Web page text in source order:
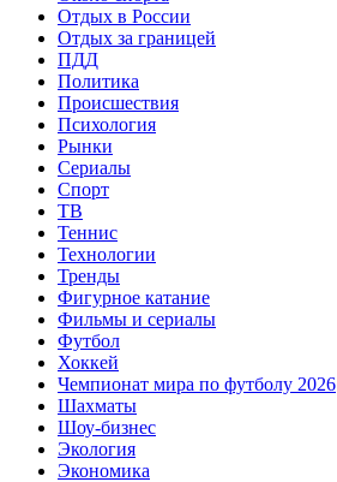
Отдых в России
Отдых за границей
ПДД
Политика
Происшествия
Психология
Рынки
Сериалы
Спорт
ТВ
Теннис
Технологии
Тренды
Фигурное катание
Фильмы и сериалы
Футбол
Хоккей
Чемпионат мира по футболу 2026
Шахматы
Шоу-бизнес
Экология
Экономика